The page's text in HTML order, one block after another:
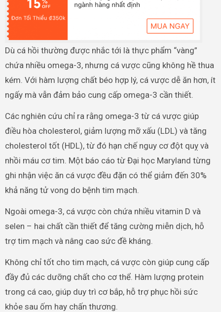
Dù cá hồi thường được nhắc tới là thực phẩm “vàng”
chứa nhiều omega-3, nhưng cá vược cũng không hề thua
kém. Với hàm lượng chất béo hợp lý, cá vược dễ ăn hơn, ít
ngấy mà vẫn đảm bảo cung cấp omega-3 cần thiết.
Các nghiên cứu chỉ ra rằng omega-3 từ cá vược giúp
điều hòa cholesterol, giảm lượng mỡ xấu (LDL) và tăng
cholesterol tốt (HDL), từ đó hạn chế nguy cơ đột quỵ và
nhồi máu cơ tim. Một báo cáo từ Đại học Maryland từng
ghi nhận việc ăn cá vược đều đặn có thể giảm đến 30%
khả năng tử vong do bệnh tim mạch.
Ngoài omega-3, cá vược còn chứa nhiều vitamin D và
selen – hai chất cần thiết để tăng cường miễn dịch, hỗ
trợ tim mạch và nâng cao sức đề kháng.
Không chỉ tốt cho tim mạch, cá vược còn giúp cung cấp
đầy đủ các dưỡng chất cho cơ thể. Hàm lượng protein
trong cá cao, giúp duy trì cơ bắp, hỗ trợ phục hồi sức
khỏe sau ốm hay chấn thương.